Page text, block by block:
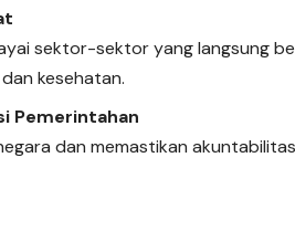
sektor-sektor yang langsung
kesehatan.
Pemerintahan
dan memastikan